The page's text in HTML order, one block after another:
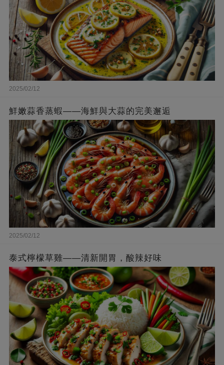
2025/02/12
鮮嫩蒜香蒸蝦——海鮮與大蒜的完美邂逅
2025/02/12
泰式檸檬草雞——清新開胃，酸辣好味